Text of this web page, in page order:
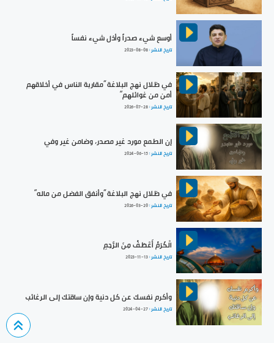
أوسع شيء صدراً وأذل شيء نفساً
تاريخ النشر :2023-08-08
في ظلال نهج البلاغة ”مقاربة الناس في أخلاقهم
أمن من غوائلهم“
تاريخ النشر :2026-07-28
إن الطمع مورد غير مصدر، وضامن غير وفي
تاريخ النشر :2024-06-15
في ظلال نهج البلاغة ”وأنفق الفضل من ماله“
تاريخ النشر :2026-03-20
الْكَرَمُ أَعْطَفُ مِنَ الرَّحِمِ
تاريخ النشر :2023-11-13
وأكرم نفسك عن كل دنية وإن ساقتك إلى الرغائب
تاريخ النشر :2024-04-27